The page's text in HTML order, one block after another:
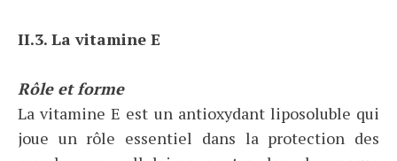
II.3. La vitamine E
Rôle et forme
La vitamine E est un antioxydant liposoluble qui
joue un rôle essentiel dans la protection des